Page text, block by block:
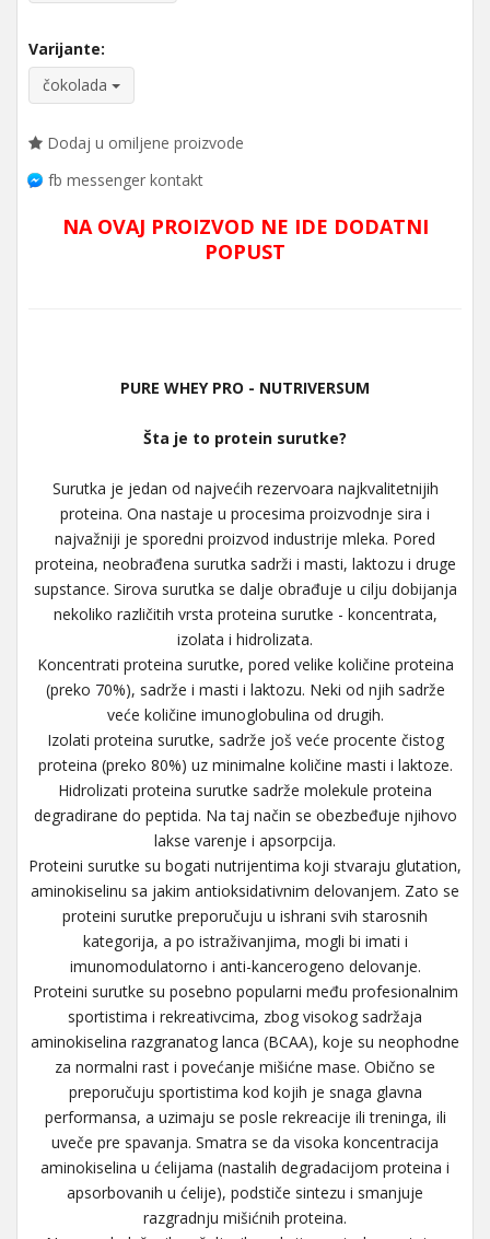
Varijante:
čokolada
Dodaj u omiljene proizvode
fb messenger kontakt
NA OVAJ PROIZVOD NE IDE DODATNI
POPUST
PURE WHEY PRO - NUTRIVERSUM
Šta je to protein surutke?
Surutka je jedan od najvećih rezervoara najkvalitetnijih
proteina. Ona nastaje u procesima proizvodnje sira i
najvažniji je sporedni proizvod industrije mleka. Pored
proteina, neobrađena surutka sadrži i masti, laktozu i druge
supstance. Sirova surutka se dalje obrađuje u cilju dobijanja
nekoliko različitih vrsta proteina surutke - koncentrata,
izolata i hidrolizata.
Koncentrati proteina surutke, pored velike količine proteina
(preko 70%), sadrže i masti i laktozu. Neki od njih sadrže
veće količine imunoglobulina od drugih.
Izolati proteina surutke, sadrže još veće procente čistog
proteina (preko 80%) uz minimalne količine masti i laktoze.
Hidrolizati proteina surutke sadrže molekule proteina
degradirane do peptida. Na taj način se obezbeđuje njihovo
lakse varenje i apsorpcija.
Proteini surutke su bogati nutrijentima koji stvaraju glutation,
aminokiselinu sa jakim antioksidativnim delovanjem. Zato se
proteini surutke preporučuju u ishrani svih starosnih
kategorija, a po istraživanjima, mogli bi imati i
imunomodulatorno i anti-kancerogeno delovanje.
Proteini surutke su posebno popularni među profesionalnim
sportistima i rekreativcima, zbog visokog sadržaja
aminokiselina razgranatog lanca (BCAA), koje su neophodne
za normalni rast i povećanje mišićne mase. Obično se
preporučuju sportistima kod kojih je snaga glavna
performansa, a uzimaju se posle rekreacije ili treninga, ili
uveče pre spavanja. Smatra se da visoka koncentracija
aminokiselina u ćelijama (nastalih degradacijom proteina i
apsorbovanih u ćelije), podstiče sintezu i smanjuje
razgradnju mišićnih proteina.